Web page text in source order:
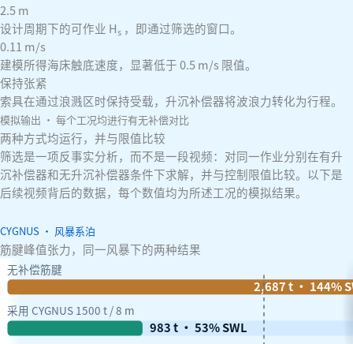
2.5m
设计周期下的可作业 Hs ，即通过筛选的窗口。
0.11 m/s
建模所得海床触底速度，显著低于 0.5 m/s 限值。
保持张紧
索具在通过浪溅区时保持受载，升沉补偿器将波浪力转化为行程。
模拟输出 · 每个工况均进行有无补偿对比
两种方式均运行，并与限值比较
筛选是一项反事实分析，而不是一段视频：对同一作业分别在有升
沉补偿器和无升沉补偿器条件下求解，并与控制限值比较。以下是
后续视频背后的数据，每个数值均为所述工况的模拟结果。
CYGNUS · 风暴系泊
筋腱峰值张力，同一风暴下的两种结果
无补偿筋腱
2,687 t · 144%
采用 CYGNUS 1500 t / 8 m
983 t · 53% SWL